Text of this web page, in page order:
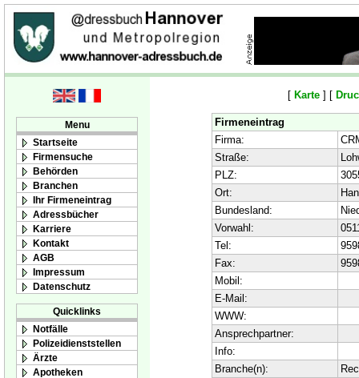
Menu
Startseite
Firmensuche
Behörden
Branchen
Ihr Firmeneintrag
Adressbücher
Karriere
Kontakt
AGB
Impressum
Datenschutz
Quicklinks
Notfälle
Polizeidienststellen
Ärzte
Apotheken
[ Karte ] [
Firmeneintrag
Firma:
Straße:
PLZ:
Ort:
Bundesland:
Vorwahl:
Tel:
Fax:
Mobil:
E-Mail:
WWW:
Ansprechpartner:
Info:
Branche(n):